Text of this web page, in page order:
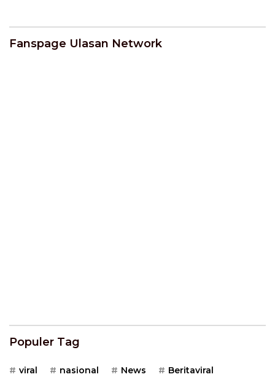
Fanspage Ulasan Network
Populer Tag
viral nasional News Beritaviral